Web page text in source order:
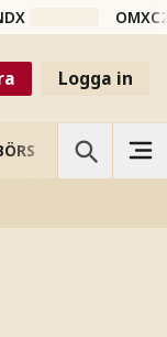
Logga in
VETENSKAP